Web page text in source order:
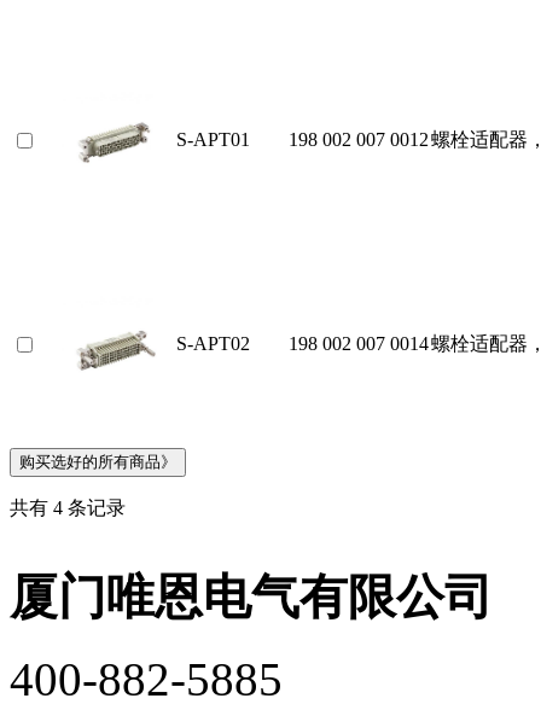
S-APT01 198 002 007 0012螺栓适配器
S-APT02 198 002 007 0014螺栓适配器
共有 4 条记录
厦门唯恩电气有限公司
400-882-5885